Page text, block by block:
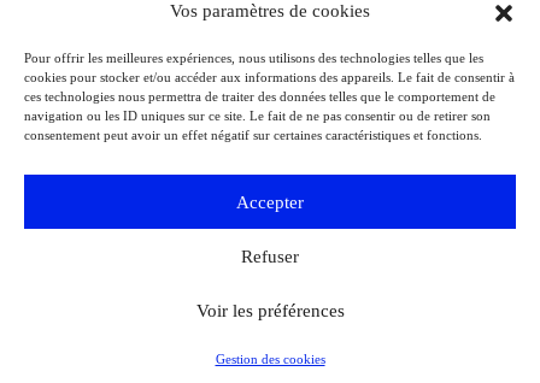
Vos paramètres de cookies
Pour offrir les meilleures expériences, nous utilisons des technologies telles que les
cookies pour stocker et/ou accéder aux informations des appareils. Le fait de consentir à
ces technologies nous permettra de traiter des données telles que le comportement de
navigation ou les ID uniques sur ce site. Le fait de ne pas consentir ou de retirer son
consentement peut avoir un effet négatif sur certaines caractéristiques et fonctions.
Accepter
Refuser
Voir les préférences
Gestion des cookies